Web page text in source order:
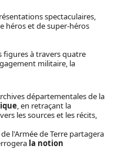
spectaculaires,
héros et de super-héros
figures à travers quatre
militaire, la
départementales de la
, en retraçant la
les sources et les récits,
l'Armée de Terre partagera
la notion